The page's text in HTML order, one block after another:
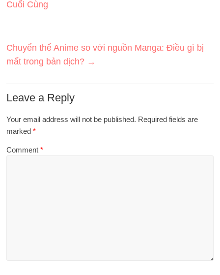
Cuối Cùng
Chuyển thể Anime so với nguồn Manga: Điều gì bị
mất trong bản dịch? →
Leave a Reply
Your email address will not be published. Required fields are
marked*
Comment*